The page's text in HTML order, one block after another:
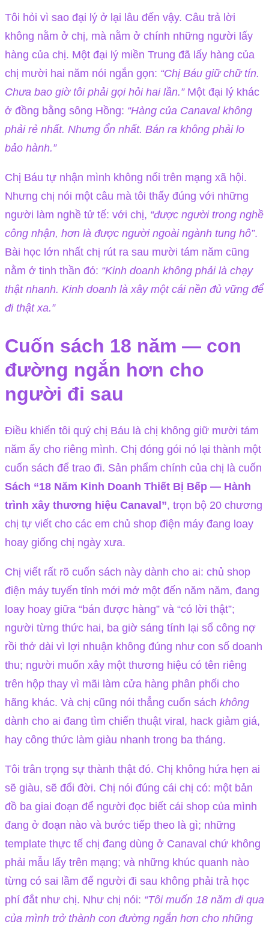
Tôi hỏi vì sao đại lý ở lại lâu đến vậy. Câu trả lời
không nằm ở chị, mà nằm ở chính những người lấy
hàng của chị. Một đại lý miền Trung đã lấy hàng của
chị mười hai năm nói ngắn gọn: “Chị Báu giữ chữ tín.
Chưa bao giờ tôi phải gọi hỏi hai lần.”Một đại lý khác
ở đồng bằng sông Hồng: “Hàng của Canaval không
phải rẻ nhất. Nhưng ổn nhất. Bán ra không phải lo
bảo hành.”
Chị Báu tự nhận mình không nổi trên mạng xã hội.
Nhưng chị nói một câu mà tôi thấy đúng với những
người làm nghề tử tế: với chị, “được người trong nghề
công nhận, hơn là được người ngoài ngành tung hô”.
Bài học lớn nhất chị rút ra sau mười tám năm cũng
nằm ở tinh thần đó: “Kinh doanh không phải là chạy
thật nhanh. Kinh doanh là xây một cái nền đủ vững để
đi thật xa.”
Cuốn sách 18 năm — con
đường ngắn hơn cho
người đi sau
Điều khiến tôi quý chị Báu là chị không giữ mười tám
năm ấy cho riêng mình. Chị đóng gói nó lại thành một
cuốn sách để trao đi. Sản phẩm chính của chị là cuốn
Sách “18 Năm Kinh Doanh Thiết Bị Bếp — Hành
trình xây thương hiệu Canaval”, trọn bộ 20 chương
chị tự viết cho các em chủ shop điện máy đang loay
hoay giống chị ngày xưa.
Chị viết rất rõ cuốn sách này dành cho ai: chủ shop
điện máy tuyến tỉnh mới mở một đến năm năm, đang
loay hoay giữa “bán được hàng” và “có lời thật”;
người từng thức hai, ba giờ sáng tính lại sổ công nợ
rồi thở dài vì lợi nhuận không đúng như con số doanh
thu; người muốn xây một thương hiệu có tên riêng
trên hộp thay vì mãi làm cửa hàng phân phối cho
hãng khác. Và chị cũng nói thẳng cuốn sách không
dành cho ai đang tìm chiến thuật viral, hack giảm giá,
hay công thức làm giàu nhanh trong ba tháng.
Tôi trân trọng sự thành thật đó. Chị không hứa hẹn ai
sẽ giàu, sẽ đổi đời. Chị nói đúng cái chị có: một bản
đồ ba giai đoạn để người đọc biết cái shop của mình
đang ở đoạn nào và bước tiếp theo là gì; những
template thực tế chị đang dùng ở Canaval chứ không
phải mẫu lấy trên mạng; và những khúc quanh nào
từng có sai lầm để người đi sau không phải trả học
phí đắt như chị. Như chị nói: “Tôi muốn 18 năm đi qua
của mình trở thành con đường ngắn hơn cho những